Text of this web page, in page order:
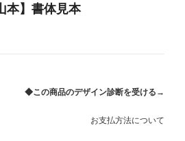
本】書体見本
◆この商品のデザイン診断を受ける→
お支払方法について